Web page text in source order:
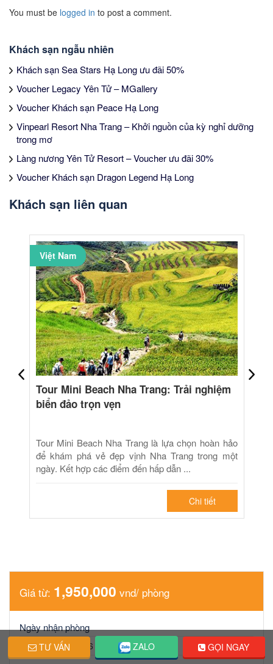
You must be logged in to post a comment.
Khách sạn ngẫu nhiên
Khách sạn Sea Stars Hạ Long ưu đãi 50%
Voucher Legacy Yên Tử – MGallery
Voucher Khách sạn Peace Hạ Long
Vinpearl Resort Nha Trang – Khởi nguồn của kỳ nghỉ dưỡng
trong mơ
Làng nương Yên Tử Resort – Voucher ưu đãi 30%
Voucher Khách sạn Dragon Legend Hạ Long
Khách sạn liên quan
Việt Nam
Tour Mini Beach Nha Trang: Trải nghiệm
biển đảo trọn vẹn
Tour Mini Beach Nha Trang là lựa chọn hoàn hảo
để khám phá vẻ đẹp vịnh Nha Trang trong một
ngày. Kết hợp các điểm đến hấp dẫn ...
Chi tiết
Giá từ: 1,950,000 vnd/ phòng
Ngày nhận phòng
TƯ VẤN ZALO GỌI NGAY